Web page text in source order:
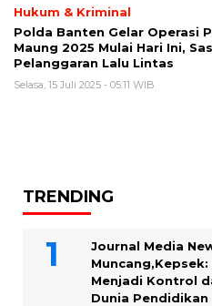
Hukum & Kriminal
Polda Banten Gelar Operasi
Maung 2025 Mulai Hari Ini,
Pelanggaran Lalu Lintas
Selasa, 15 Juli 2025 - 05:11 WIB
TRENDING
Journal Media
Menjadi Kontrol
Dunia Pendidikan